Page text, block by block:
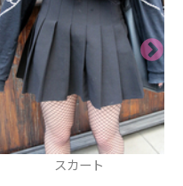
ヘアバンド